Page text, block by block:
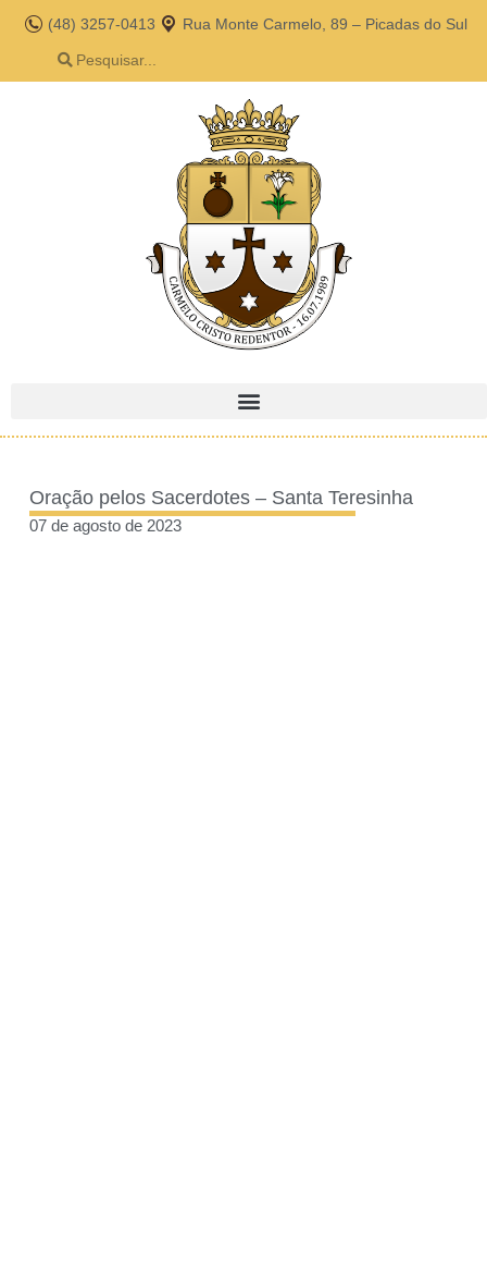
(48) 3257-0413 Rua Monte Carmelo, 89 – Picadas do Sul
Oração pelos Sacerdotes – Santa Teresinha
07 de agosto de 2023